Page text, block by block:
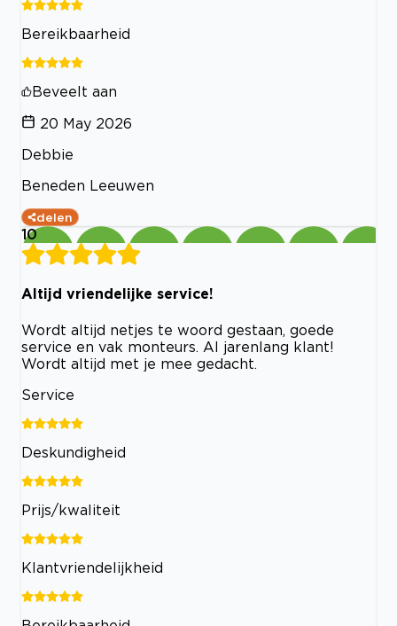
Bereikbaarheid
Beveelt aan
20 May 2026
Debbie
Beneden Leeuwen
delen
10
Altijd vriendelijke service!
Wordt altijd netjes te woord gestaan, goede
service en vak monteurs. Al jarenlang klant!
Wordt altijd met je mee gedacht.
Service
Deskundigheid
Prijs/kwaliteit
Klantvriendelijkheid